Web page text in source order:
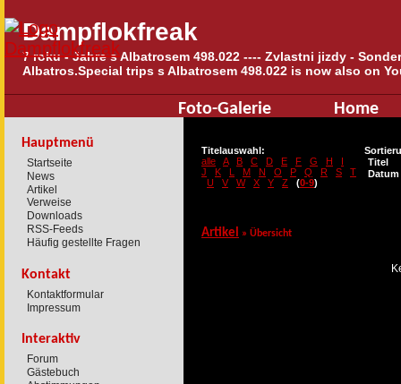
Dampflokfreak
7 roku - Jahre s Albatrosem 498.022 ---- Zvlastni jizdy -
Albatros.Special trips s Albatrosem 498.022 is now also on
Foto-Galerie Home
Hauptmenü
Startseite
News
Artikel
Verweise
Downloads
RSS-Feeds
Häufig gestellte Fragen
Kontakt
Kontaktformular
Impressum
Interaktiv
Forum
Gästebuch
Titelauswahl:
alle
A B C D E F G H
I
J
K L M N O P Q R S
T
U
V W X Y Z (0-9)
Titel
Datum
Artikel » Übersicht